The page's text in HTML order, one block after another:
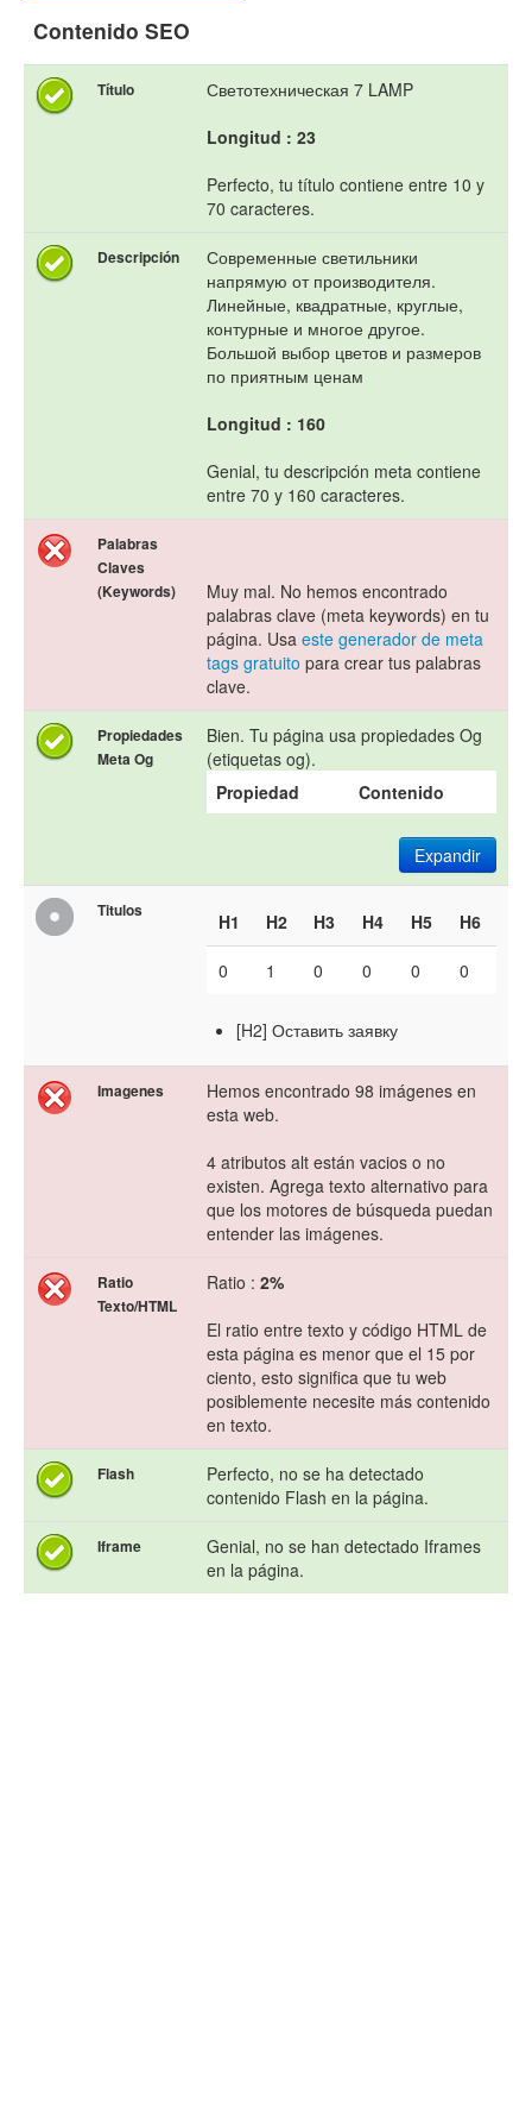
Contenido SEO
Título
Светотехническая 7 LAMP
Longitud : 23
Perfecto, tu título contiene entre 10 y
70 caracteres.
Descripción
Современные светильники
напрямую от производителя.
Линейные, квадратные, круглые,
контурные и многое другое.
Большой выбор цветов и размеров
по приятным ценам
Longitud : 160
Genial, tu descripción meta contiene
entre 70 y 160 caracteres.
Palabras
Claves
(Keywords)
Muy mal. No hemos encontrado
palabras clave (meta keywords) en tu
página. Usa este generador de meta
tags gratuito para crear tus palabras
clave.
Propiedades
Meta Og
Bien. Tu página usa propiedades Og
(etiquetas og).
Propiedad
Contenido
Expandir
Titulos H1 H2 H3 H4 H5 H6
0 1 0 0 0 0
[H2] Оставить заявку
Imagenes
Hemos encontrado 98 imágenes en
esta web.
4 atributos alt están vacios o no
existen. Agrega texto alternativo para
que los motores de búsqueda puedan
entender las imágenes.
Ratio
Texto/HTML
Ratio : 2%
El ratio entre texto y código HTML de
esta página es menor que el 15 por
ciento, esto significa que tu web
posiblemente necesite más contenido
en texto.
Flash
Perfecto, no se ha detectado
contenido Flash en la página.
Iframe
Genial, no se han detectado Iframes
en la página.